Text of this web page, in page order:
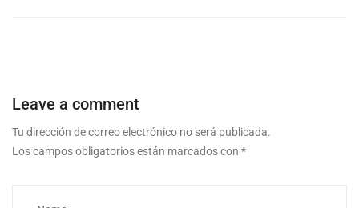
Leave a comment
Tu dirección de correo electrónico no será publicada.
Los campos obligatorios están marcados con *